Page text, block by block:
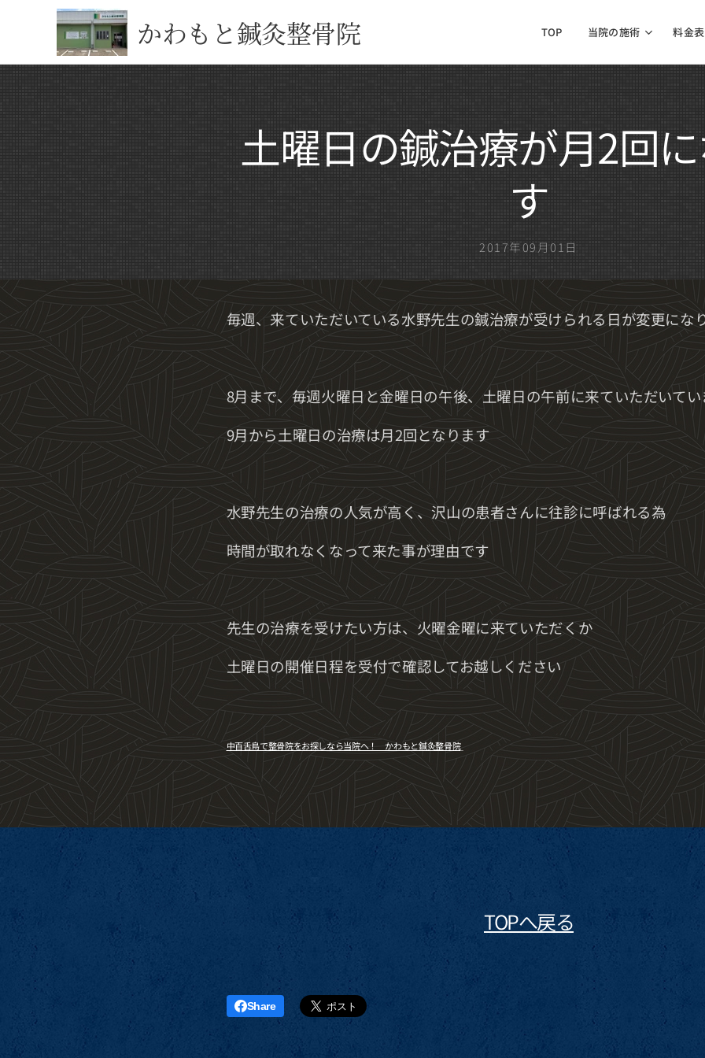
かわもと鍼灸整骨院 TOP 当院の施術 料金表
土曜日の鍼治療が月2回
す
2017年09月01日
毎週、来ていただいている水野先生の鍼治療が受けられる日が変更にな
8月まで、毎週火曜日と金曜日の午後、土曜日の午前に来ていただいて
9月から土曜日の治療は月2回となります
水野先生の治療の人気が高く、沢山の患者さんに往診に呼ばれる為
時間が取れなくなって来た事が理由です
先生の治療を受けたい方は、火曜金曜に来ていただくか
土曜日の開催日程を受付で確認してお越しください
中百舌鳥で整骨院をお探しなら当院へ！ かわもと鍼灸整骨院
TOPへ戻る
Share